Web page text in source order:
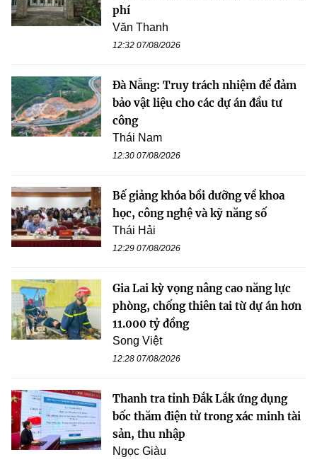
phí
Văn Thanh
12:32 07/08/2026
Đà Nẵng: Truy trách nhiệm để đảm
bảo vật liệu cho các dự án đầu tư
công
Thái Nam
12:30 07/08/2026
Bế giảng khóa bồi dưỡng về khoa
học, công nghệ và kỹ năng số
Thái Hải
12:29 07/08/2026
Gia Lai kỳ vọng nâng cao năng lực
phòng, chống thiên tai từ dự án hơn
11.000 tỷ đồng
Song Việt
12:28 07/08/2026
Thanh tra tỉnh Đắk Lắk ứng dụng
bốc thăm điện tử trong xác minh tài
sản, thu nhập
Ngọc Giàu